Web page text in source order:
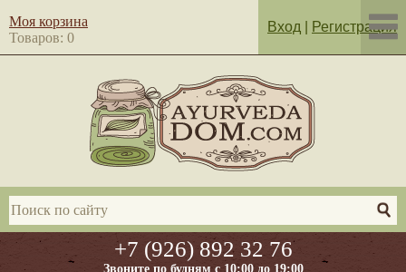
+7 (926) 892 32 76
Звоните по будням с 10:00 до 19:00
Моя корзина
Товаров: 0
Вход Регистрация